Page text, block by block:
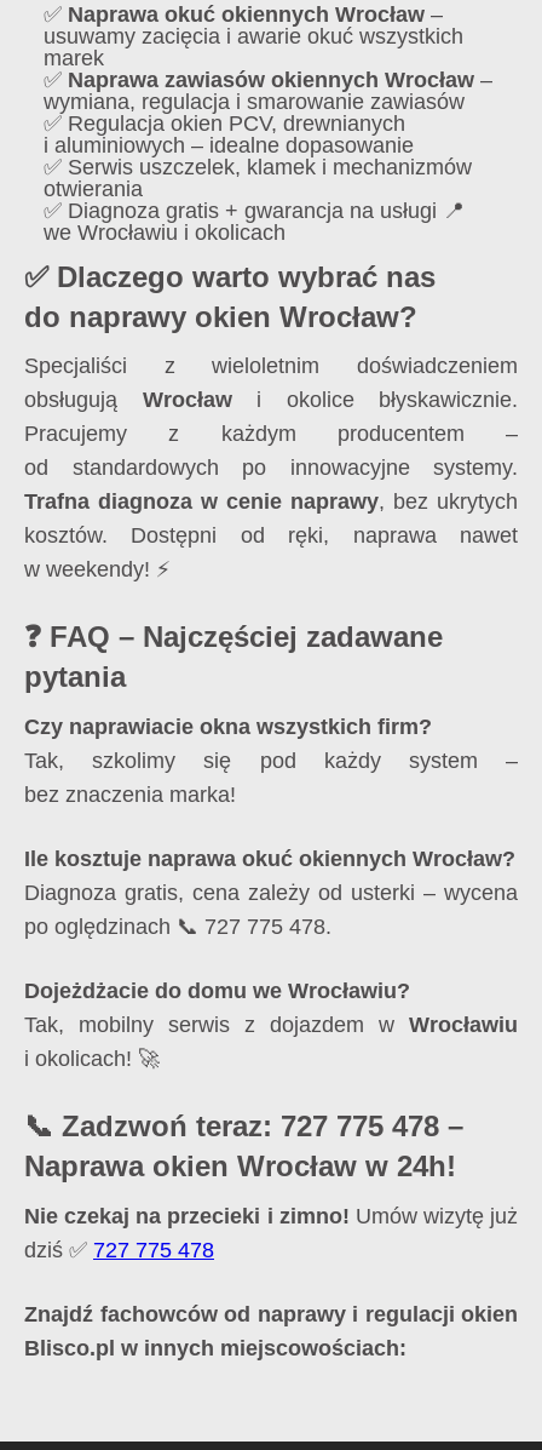
✅ Naprawa okuć okiennych Wrocław –
usuwamy zacięcia i awarie okuć wszystkich
marek
✅ Naprawa zawiasów okiennych Wrocław –
wymiana, regulacja i smarowanie zawiasów
✅ Regulacja okien PCV, drewnianych
i aluminiowych – idealne dopasowanie
✅ Serwis uszczelek, klamek i mechanizmów
otwierania
✅ Diagnoza gratis + gwarancja na usługi 📍
we Wrocławiu i okolicach
✅ Dlaczego warto wybrać nas
do naprawy okien Wrocław?
Specjaliści z wieloletnim doświadczeniem
obsługują Wrocławi okolice błyskawicznie.
Pracujemy z każdym producentem –
od standardowych po innowacyjne systemy.
Trafna diagnoza w cenie naprawy, bez ukrytych
kosztów. Dostępni od ręki, naprawa nawet
w weekendy! ⚡
❓ FAQ – Najczęściej zadawane
pytania
Czy naprawiacie okna wszystkich firm?
Tak, szkolimy się pod każdy system –
bez znaczenia marka!
Ile kosztuje naprawa okuć okiennych Wrocław?
Diagnoza gratis, cena zależy od usterki – wycena
po oględzinach 📞 727 775 478.
Dojeżdżacie do domu we Wrocławiu?
Tak, mobilny serwis z dojazdem w Wrocławiu
i okolicach! 🚀
📞 Zadzwoń teraz: 727 775 478 –
Naprawa okien Wrocław w 24h!
Nie czekaj na przecieki i zimno! Umów wizytę już
dziś ✅ 727 775 478
Znajdź fachowców od naprawy i regulacji okien
Blisco.pl w innych miejscowościach: